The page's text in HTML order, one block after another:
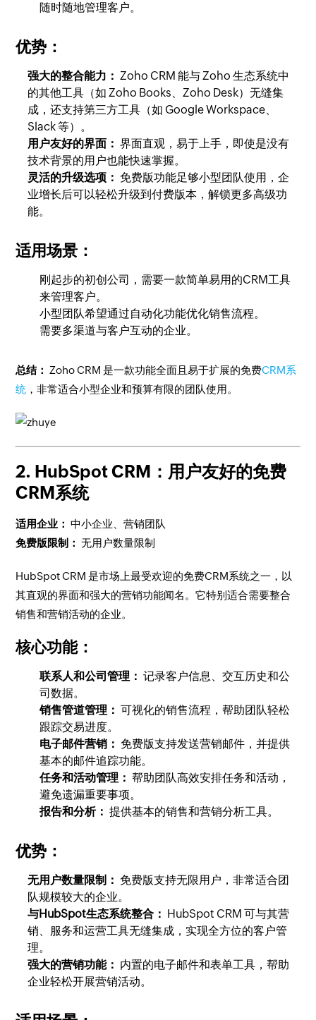
随时随地管理客户。
优势：
强大的整合能力： Zoho CRM 能与 Zoho 生态系统中
的其他工具（如 Zoho Books、Zoho Desk）无缝集
成，还支持第三方工具（如 Google Workspace、
Slack 等）。
用户友好的界面： 界面直观，易于上手，即使是没有
技术背景的用户也能快速掌握。
灵活的升级选项： 免费版功能足够小型团队使用，企
业增长后可以轻松升级到付费版本，解锁更多高级功
能。
适用场景：
刚起步的初创公司，需要一款简单易用的CRM工具
来管理客户。
小型团队希望通过自动化功能优化销售流程。
需要多渠道与客户互动的企业。
总结： Zoho CRM 是一款功能全面且易于扩展的免费CRM系
统 ，非常适合小型企业和预算有限的团队使用。
2. HubSpot CRM：用户友好的免费
CRM系统
适用企业： 中小企业、营销团队
免费版限制： 无用户数量限制
HubSpot CRM 是市场上最受欢迎的免费CRM系统之一，以
其直观的界面和强大的营销功能闻名。它特别适合需要整合
销售和营销活动的企业。
核心功能：
联系人和公司管理： 记录客户信息、交互历史和公
司数据。
销售管道管理： 可视化的销售流程，帮助团队轻松
跟踪交易进度。
电子邮件营销： 免费版支持发送营销邮件，并提供
基本的邮件追踪功能。
任务和活动管理： 帮助团队高效安排任务和活动，
避免遗漏重要事项。
报告和分析： 提供基本的销售和营销分析工具。
优势：
无用户数量限制： 免费版支持无限用户，非常适合团
队规模较大的企业。
与HubSpot生态系统整合： HubSpot CRM 可与其营
销、服务和运营工具无缝集成，实现全方位的客户管
理。
强大的营销功能： 内置的电子邮件和表单工具，帮助
企业轻松开展营销活动。